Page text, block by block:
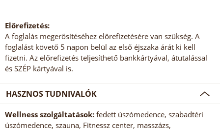
Előrefizetés:
A foglalás megerősítéséhez előrefizetésére van szükség. A
foglalást követő 5 napon belül az első éjszaka árát ki kell
fizetni. Az előrefizetés teljesíthető bankkártyával, átutalással
és SZÉP kártyával is.
HASZNOS TUDNIVALÓK
Wellness szolgáltatások: fedett úszómedence, szabadtéri
úszómedence, szauna, Fitnessz center, masszázs,